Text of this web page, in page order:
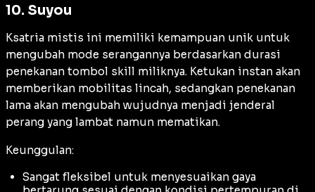
10. Suyou
Ksatria mistis ini memiliki kemampuan unik untuk
mengubah mode serangannya berdasarkan durasi
penekanan tombol skill miliknya. Ketukan instan akan
memberikan mobilitas lincah, sedangkan penekanan
lama akan mengubah wujudnya menjadi jenderal
perang yang lambat namun mematikan.
Keunggulan:
Sangat fleksibel untuk menyesuaikan gaya